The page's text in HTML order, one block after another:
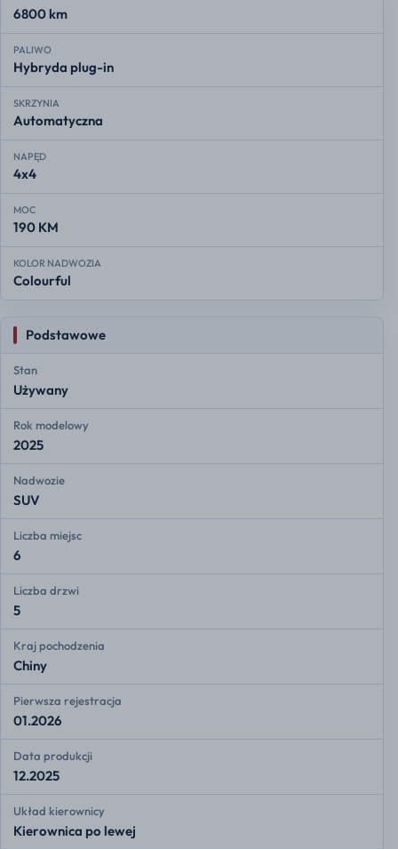
6800 km
PALIWO
Hybryda plug-in
SKRZYNIA
Automatyczna
NAPĘD
4x4
MOC
190 KM
KOLOR NADWOZIA
Colourful
Podstawowe
Stan
Używany
Rok modelowy
2025
Nadwozie
SUV
Liczba miejsc
6
Liczba drzwi
5
Kraj pochodzenia
Chiny
Pierwsza rejestracja
01.2026
Data produkcji
12.2025
Układ kierownicy
Kierownica po lewej